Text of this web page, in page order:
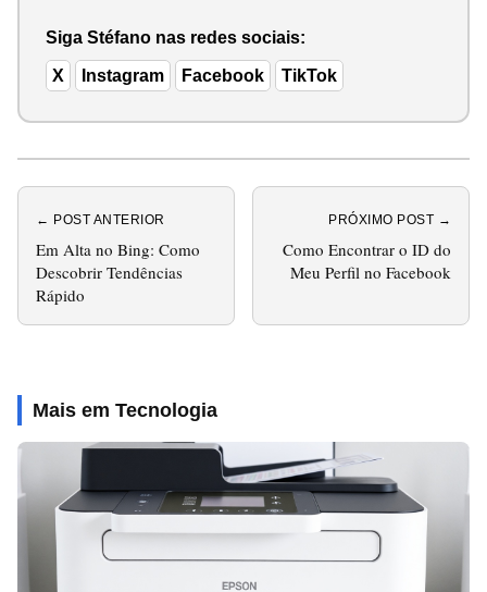
Siga Stéfano nas redes sociais:
X Instagram Facebook TikTok
← POST ANTERIOR
Em Alta no Bing: Como
Descobrir Tendências
Rápido
PRÓXIMO POST →
Como Encontrar o ID do
Meu Perfil no Facebook
Mais em Tecnologia